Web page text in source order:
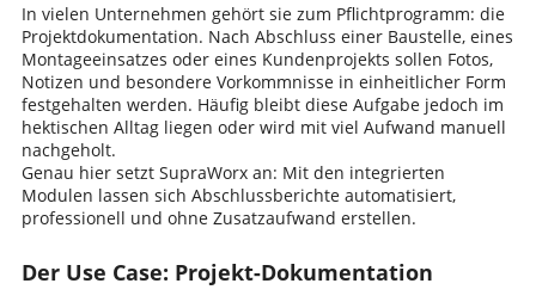
In vielen Unternehmen gehört sie zum Pflichtprogramm: die
Projektdokumentation. Nach Abschluss einer Baustelle, eines
Montageeinsatzes oder eines Kundenprojekts sollen Fotos,
Notizen und besondere Vorkommnisse in einheitlicher Form
festgehalten werden. Häufig bleibt diese Aufgabe jedoch im
hektischen Alltag liegen oder wird mit viel Aufwand manuell
nachgeholt.
Genau hier setzt SupraWorx an: Mit den integrierten
Modulen lassen sich Abschlussberichte automatisiert,
professionell und ohne Zusatzaufwand erstellen.
Der Use Case: Projekt-Dokumentation